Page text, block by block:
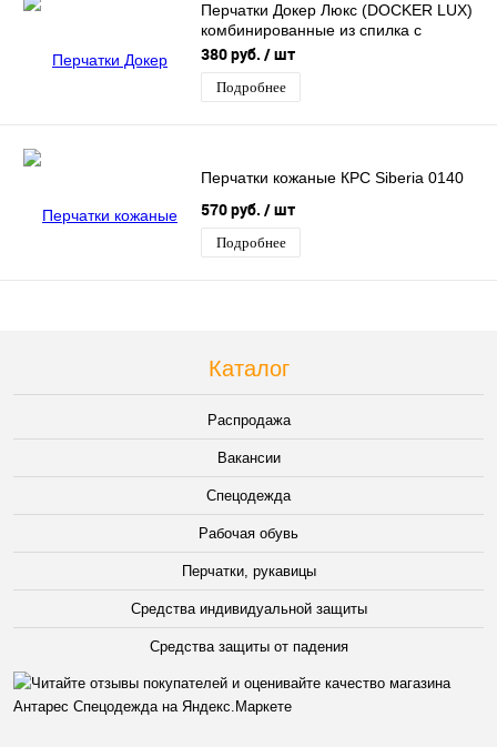
Перчатки Докер Люкс (DOCKER LUX)
комбинированные из спилка c
усиленной ладонью ( арт. XY130)
380 руб. / шт
Подробнее
Перчатки кожаные КРС Siberia 0140
570 руб. / шт
Подробнее
Каталог
Распродажа
Вакансии
Спецодежда
Рабочая обувь
Перчатки, рукавицы
Средства индивидуальной защиты
Средства защиты от падения